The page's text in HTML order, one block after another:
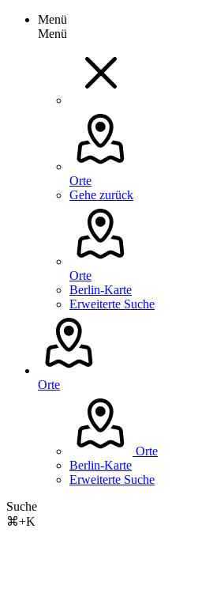
Menü
Menü
Orte
Gehe zurück
Orte
Berlin-Karte
Erweiterte Suche
Orte
Orte
Berlin-Karte
Erweiterte Suche
Suche
⌘+K